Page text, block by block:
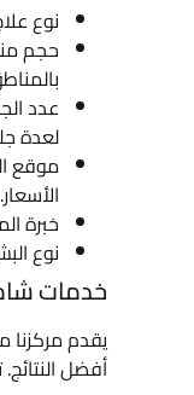
نوع
حجم
عدد
لعدة
موقع
الأسعار.
خبرة
نوع
خدمات
يقدم مركزنا
أفضل